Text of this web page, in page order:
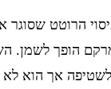
הרוטט שסוגר
אך הוא